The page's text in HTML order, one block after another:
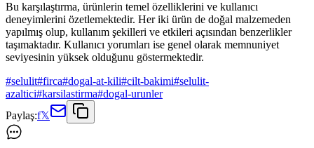
Bu karşılaştırma, ürünlerin temel özelliklerini ve kullanıcı
deneyimlerini özetlemektedir. Her iki ürün de doğal malzemeden
yapılmış olup, kullanım şekilleri ve etkileri açısından benzerlikler
taşımaktadır. Kullanıcı yorumları ise genel olarak memnuniyet
seviyesinin yüksek olduğunu göstermektedir.
#selulit#firca#dogal-at-kili#cilt-bakimi#selulit-
azaltici#karsilastirma#dogal-urunler
Paylaş:f𝕏